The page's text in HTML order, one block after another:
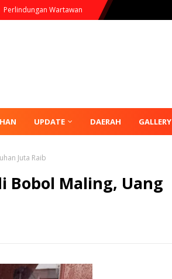
Perlindungan Wartawan
UPDATE DAERAH GALLERY
Juta Raib
Bobol Maling, Uang